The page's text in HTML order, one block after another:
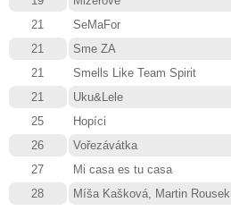
21
SeMaFor
21
Sme ZA
21
Smells Like Team Spirit
21
Uku&Lele
25
Hopíci
26
Vořezávátka
27
Mi casa es tu casa
28
Míša Kašková, Martin Rousek